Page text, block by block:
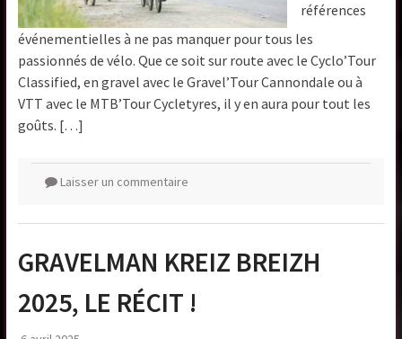
références
événementielles à ne pas manquer pour tous les
passionnés de vélo. Que ce soit sur route avec le Cyclo’Tour
Classified, en gravel avec le Gravel’Tour Cannondale ou à
VTT avec le MTB’Tour Cycletyres, il y en aura pour tout les
goûts. […]
Laisser un commentaire
GRAVELMAN KREIZ BREIZH
2025, LE RÉCIT !